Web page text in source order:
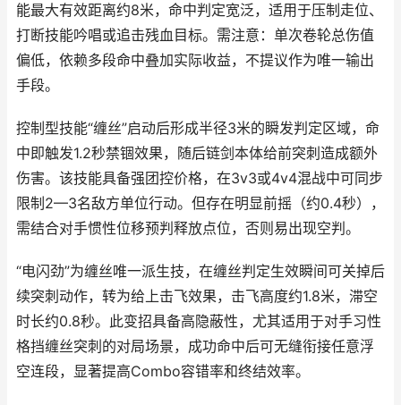
能最大有效距离约8米，命中判定宽泛，适用于压制走位、
打断技能吟唱或追击残血目标。需注意：单次卷轮总伤值
偏低，依赖多段命中叠加实际收益，不提议作为唯一输出
手段。
控制型技能“缠丝”启动后形成半径3米的瞬发判定区域，命
中即触发1.2秒禁锢效果，随后链剑本体给前突刺造成额外
伤害。该技能具备强团控价格，在3v3或4v4混战中可同步
限制2—3名敌方单位行动。但存在明显前摇（约0.4秒），
需结合对手惯性位移预判释放点位，否则易出现空判。
“电闪劲”为缠丝唯一派生技，在缠丝判定生效瞬间可关掉后
续突刺动作，转为给上击飞效果，击飞高度约1.8米，滞空
时长约0.8秒。此变招具备高隐蔽性，尤其适用于对手习性
格挡缠丝突刺的对局场景，成功命中后可无缝衔接任意浮
空连段，显著提高Combo容错率和终结效率。